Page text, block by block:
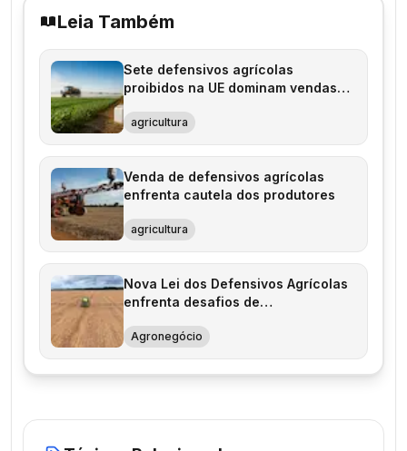
Leia Também
Sete defensivos agrícolas
proibidos na UE dominam vendas
agricultura
Venda de defensivos agrícolas
enfrenta cautela dos produtores
agricultura
Nova Lei dos Defensivos Agrícolas
enfrenta desafios de
Agronegócio